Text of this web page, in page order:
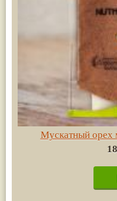
Мускатный орех